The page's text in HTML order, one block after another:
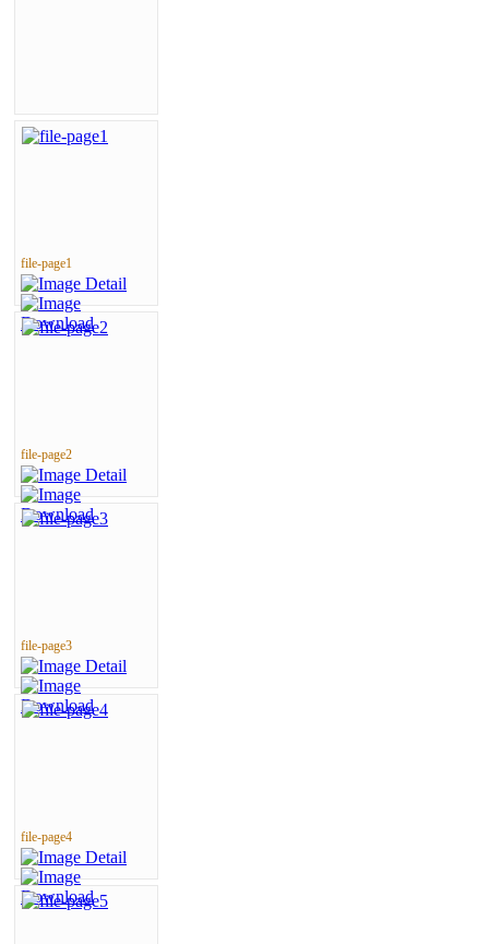
file-page1
file-page2
file-page3
file-page4